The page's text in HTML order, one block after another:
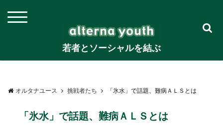
若者とソーシャルを結ぶ
オルタナユース 挑戦者たち 「氷水」で話題、難病ＡＬＳとは
「氷水」で話題、難病ＡＬＳとは